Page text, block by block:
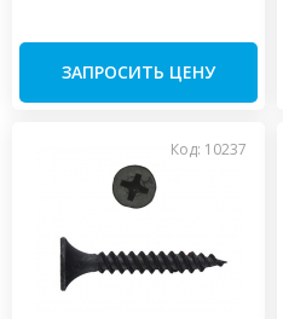
ЗАПРОСИТЬ ЦЕНУ
Код: 10237